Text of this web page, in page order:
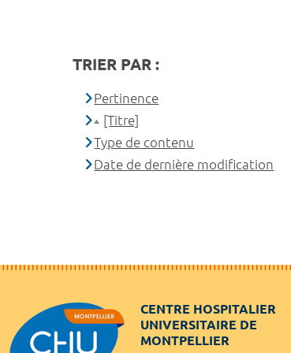
TRIER PAR :
Pertinence
[Titre]
Type de contenu
Date de dernière modification
CENTRE HOSPITALIER
UNIVERSITAIRE DE
MONTPELLIER